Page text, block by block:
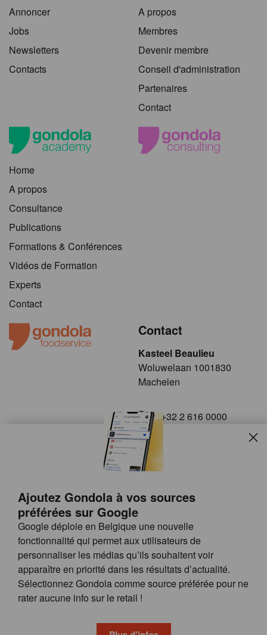
Ajoutez Gondola à vos sources
préférées sur Google
Google déploie en Belgique une nouvelle
fonctionnalité qui permet aux utilisateurs de
personnaliser les médias qu’ils souhaitent voir
apparaître en priorité dans les résultats d’actualité.
Sélectionnez Gondola comme source préférée pour ne
rater aucune info sur le retail !
Annoncer
Jobs
Newsletters
Contacts
A propos
Membres
Devenir membre
Conseil d'administration
Partenaires
Contact
Home
A propos
Consultance
Publications
Formations & Conférences
Vidéos de Formation
Experts
Contact
Contact
Kasteel Beaulieu
​​​Woluwelaan 1001830
Machelen
+32 2 616 0000
Follow us on
© GONDOLA GROUP
FAQ
CONDITIONS GÉNÉRALES
wieni